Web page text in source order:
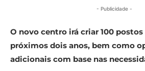
- Publicidade -
O novo centro irá criar 100
próximos dois anos, bem como
adicionais com base nas